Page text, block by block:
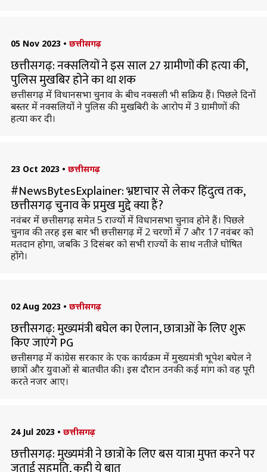
05 Nov 2023 • छत्तीसगढ़
छत्तीसगढ़: नक्सलियों ने इस साल 27 ग्रामीणों की हत्या की,
पुलिस मुखबिर होने का था शक
छत्तीसगढ़ में विधानसभा चुनाव के बीच नक्सली भी सक्रिय हैं। पिछले दिनों
बस्तर में नक्सलियों ने पुलिस की मुखबिरी के आरोप में 3 ग्रामीणों की
हत्या कर दी।
23 Oct 2023 • छत्तीसगढ़
#NewsBytesExplainer: भ्रष्टाचार से लेकर हिंदुत्व तक,
छत्तीसगढ़ चुनाव के प्रमुख मुद्दे क्या हैं?
नवंबर में छत्तीसगढ़ समेत 5 राज्यों में विधानसभा चुनाव होने हैं। पिछले
चुनाव की तरह इस बार भी छत्तीसगढ़ में 2 चरणों में 7 और 17 नवंबर को
मतदान होगा, जबकि 3 दिसंबर को सभी राज्यों के साथ नतीजे घोषित
होंगे।
02 Aug 2023 • छत्तीसगढ़
छत्तीसगढ़: मुख्यमंत्री बघेल का ऐलान, छात्राओं के लिए शुरू
किए जाएंगे PG
छत्तीसगढ़ में कांग्रेस सरकार के एक कार्यक्रम में मुख्यमंत्री भूपेश बघेल ने
छात्रों और युवाओं से बातचीत की। इस दौरान उनकी कई मांग को वह पूरी
करते नजर आए।
24 Jul 2023 • छत्तीसगढ़
छत्तीसगढ़: मुख्यमंत्री ने छात्रों के लिए बस यात्रा मुफ्त करने पर